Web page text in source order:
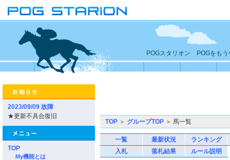
POGスタリオン POGをもう
2023/09/09 故障
★更新不具合復旧
TOP
My機能とは
TOP ＞ グループTOP ＞ 馬一覧
一覧 最新状況
ランキング
入札
落札結果
ルール説明